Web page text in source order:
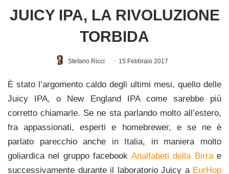
JUICY IPA, LA RIVOLUZIONE
TORBIDA
Stefano Ricci 15 Febbraio 2017
È stato l’argomento caldo degli ultimi mesi, quello delle
Juicy IPA, o New England IPA come sarebbe più
corretto chiamarle. Se ne sta parlando molto all’estero,
fra appassionati, esperti e homebrewer, e se ne è
parlato parecchio anche in Italia, in maniera molto
goliardica nel gruppo facebook Analfabeti della Birrae
successivamente durante il laboratorio Juicy a EurHop